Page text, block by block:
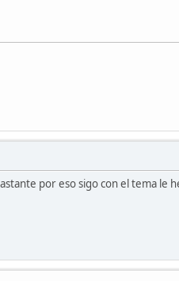
por eso sigo con el tema le